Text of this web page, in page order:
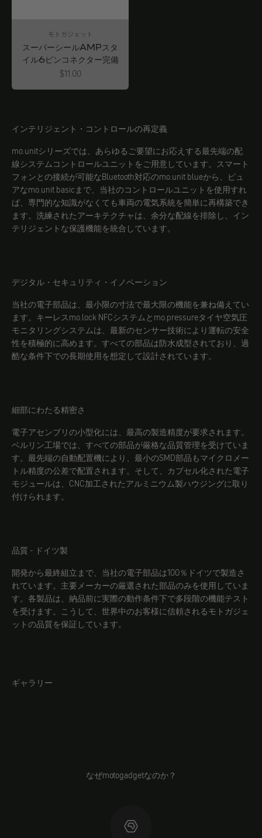
モトガジェット
スーパーシールAMPスタ
イル6ピンコネクター完備
Angebot
$11.00
インテリジェント・コントロールの再定義
mo.unitシリーズでは、あらゆるご要望にお応えする最先端の配
線システムコントロールユニットをご用意しています。スマート
フォンとの接続が可能なBluetooth対応のmo.unit blueから、ピュ
アなmo.unit basicまで、当社のコントロールユニットを使用すれ
ば、専門的な知識がなくても車両の電気系統を簡単に再構築でき
ます。洗練されたアーキテクチャは、余分な配線を排除し、イン
テリジェントな保護機能を統合しています。
デジタル・セキュリティ・イノベーション
当社の電子部品は、最小限の寸法で最大限の機能を兼ね備えてい
ます。キーレスmo.lock NFCシステムとmo.pressureタイヤ空気圧
モニタリングシステムは、最新のセンサー技術により運転の安全
性を積極的に高めます。すべての部品は防水成型されており、過
酷な条件下での長期使用を想定して設計されています。
細部にわたる精密さ
電子アセンブリの小型化には、最高の製造精度が要求されます。
ベルリン工場では、すべての部品が厳格な品質管理を受けていま
す。最先端の自動配置機により、最小のSMD部品もマイクロメー
トル精度の公差で配置されます。そして、カプセル化された電子
モジュールは、CNC加工されたアルミニウム製ハウジングに取り
付けられます。
品質 - ドイツ製
開発から最終組立まで、当社の電子部品は100％ドイツで製造さ
れています。主要メーカーの厳選された部品のみを使用していま
す。各製品は、納品前に実際の動作条件下で多段階の機能テスト
を受けます。こうして、世界中のお客様に信頼されるモトガジェ
ットの品質を保証しています。
ギャラリー
なぜmotogadgetなのか？